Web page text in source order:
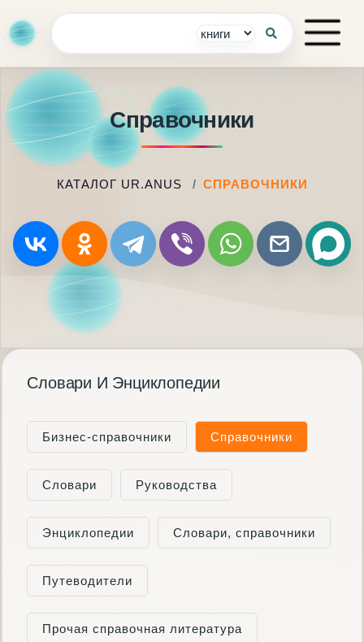
Справочники
КАТАЛОГ UR.ANUS СПРАВОЧНИКИ
Словари И Энциклопедии
Бизнес-справочники Справочники
Словари Руководства
Энциклопедии Словари, справочники
Путеводители
Прочая справочная литература